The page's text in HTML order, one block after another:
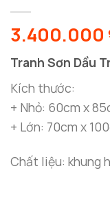
3.400.000
Tranh Sơn Dầu
Kích thước:
+ Nhỏ: 60cm x
+ Lớn: 70cm x
Chất liệu: khung